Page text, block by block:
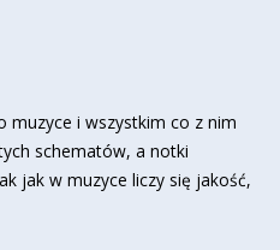
muzyce i wszystkim co z nim
schematów, a notki
jak w muzyce liczy się jakość,